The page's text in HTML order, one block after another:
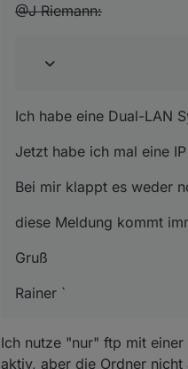
@J Riemann:
Ich habe eine Dual-LAN
Jetzt habe ich mal eine
Bei mir klappt es weder
diese Meldung kommt
Gruß
Rainer `
Ich nutze "nur" ftp mit
aktiv, aber die Ordner